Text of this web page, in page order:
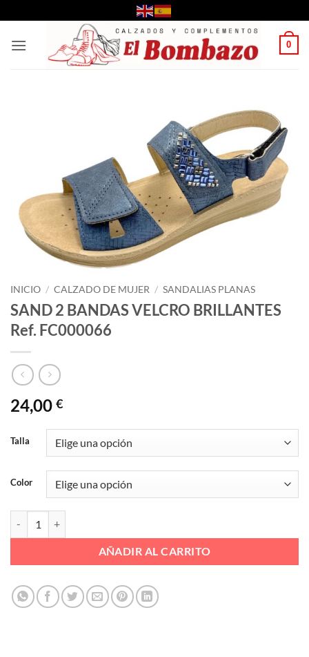
al
contenido
0
INICIO / CALZADO DE MUJER / SANDALIAS PLANAS
SAND 2 BANDAS VELCRO BRILLANTES
Ref. FC000066
24,00 €
Talla
Color
AÑADIR AL CARRITO